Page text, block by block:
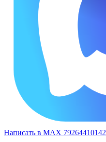
Написать в MAX 79264410142